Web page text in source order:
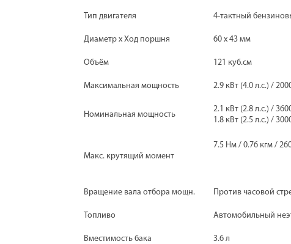
Тип двигателя 4-тактный
Диаметр х Ход поршня 60 х 43 мм
Объём 121 куб.см
Максимальная мощность 2.9 кВт (4.0 л.с.) /
Номинальная мощность
2.1 кВт (2.8 л.с.) /
1.8 кВт (2.5 л.с.) /
Макс. крутящий момент
7.5 Нм / 0.76 кгм /
Вращение вала отбора мощн. Против часовой
Топливо Автомобильный
Вместимость бака 3.6 л